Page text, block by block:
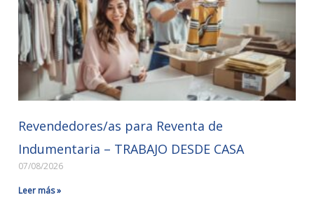
Revendedores/as para Reventa de
Indumentaria – TRABAJO DESDE CASA
07/08/2026
Leer más »